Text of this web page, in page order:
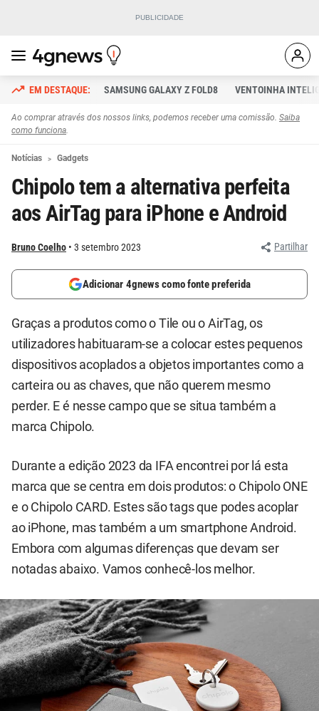
SAMSUNG GALAXY Z FOLD8 VENTOINHA
Ao comprar através dos nossos links, podemos receber uma comissão. Saiba
como funciona.
Notícias Gadgets
Chipolo tem a alternativa perfeita
aos AirTag para iPhone e Android
Bruno Coelho 3 setembro 2023 Partilhar
Adicionar 4gnews como fonte preferida
Graças a produtos como o Tile ou o AirTag, os
utilizadores habituaram-se a colocar estes pequenos
dispositivos acoplados a objetos importantes como a
carteira ou as chaves, que não querem mesmo
perder. E é nesse campo que se situa também a
marca Chipolo.
Durante a edição 2023 da IFA encontrei por lá esta
marca que se centra em dois produtos: o Chipolo ONE
e o Chipolo CARD. Estes são tags que podes acoplar
ao iPhone, mas também a um smartphone Android.
Embora com algumas diferenças que devam ser
notadas abaixo. Vamos conhecê-los melhor.